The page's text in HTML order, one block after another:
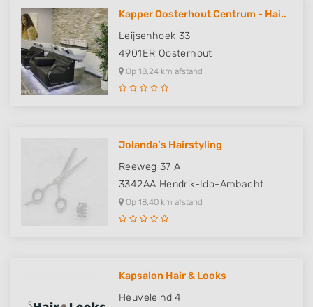
Kapper Oosterhout Centrum - Hai..
Leijsenhoek 33
4901ER Oosterhout
Op 18,24 km afstand
Jolanda’s Hairstyling
Reeweg 37 A
3342AA Hendrik-Ido-Ambacht
Op 18,40 km afstand
Kapsalon Hair & Looks
Heuveleind 4
Identify devices based on information
actively requested
Non-IAB processing purposes:
Necessary
Functional
Advertising